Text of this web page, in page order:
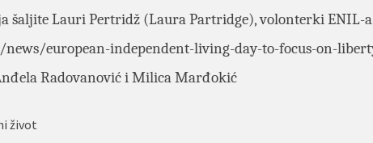
šaljite Lauri Pertridž (Laura Partridge), volonterki ENIL-
european-independent-living-day-to-focus-on-
Radovanović i Milica Marđokić
život